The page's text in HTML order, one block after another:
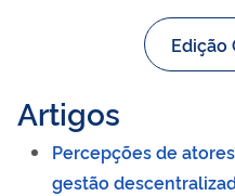
Edição
Artigos
Percepções de
gestão